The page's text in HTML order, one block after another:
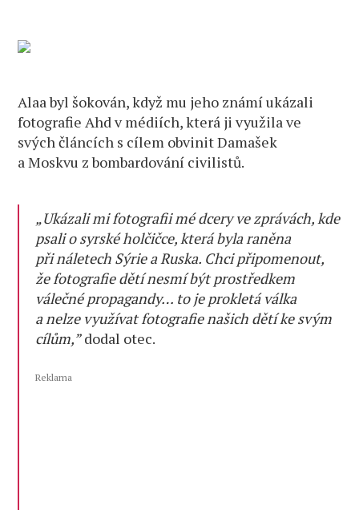
Alaa byl šokován, když mu jeho známí ukázali
fotografie Ahd v médiích, která ji využila ve
svých článcích s cílem obvinit Damašek
a Moskvu z bombardování civilistů.
„Ukázali mi fotografii mé dcery ve zprávách, kde
psali o syrské holčičce, která byla raněna
při náletech Sýrie a Ruska. Chci připomenout,
že fotografie dětí nesmí být prostředkem
válečné propagandy… to je prokletá válka
a nelze využívat fotografie našich dětí ke svým
cílům,”dodal otec.
Reklama